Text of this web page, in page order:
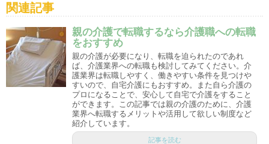
関連記事
親の介護で転職するなら介護職への転職
をおすすめ
親の介護が必要になり、転職を迫られたのであれ
ば、介護業界への転職も検討してみてください。介
護業界は転職しやすく、働きやすい条件を見つけや
すいので、自宅介護にもおすすめ。また自ら介護の
プロになることで、安心して自宅で介護をすること
ができます。この記事では親の介護のために、介護
業界へ転職するメリットや活用して欲しい制度など
紹介しています。
記事を読む